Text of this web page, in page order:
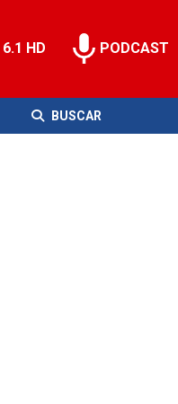
6.1 HD PODCAST
BUSCAR